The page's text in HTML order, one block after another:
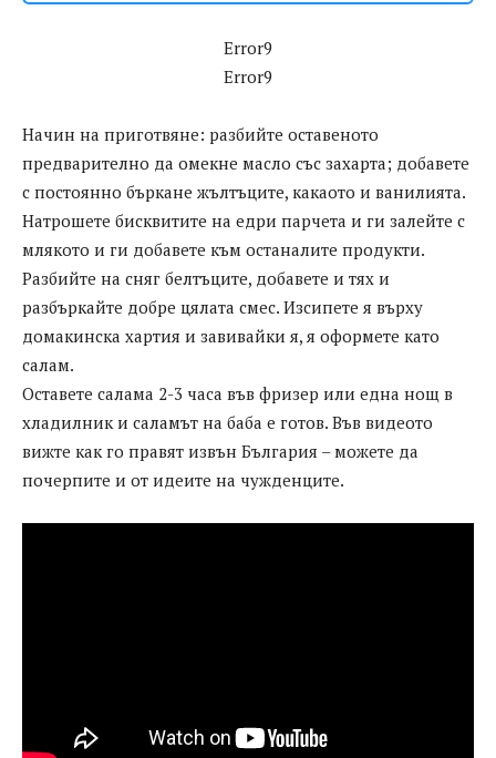
Error9
Error9
Начин на приготвяне: разбийте оставеното
предварително да омекне масло със захарта; добавете
с постоянно бъркане жълтъците, какаото и ванилията.
Натрошете бисквитите на едри парчета и ги залейте с
млякото и ги добавете към останалите продукти.
Разбийте на сняг белтъците, добавете и тях и
разбъркайте добре цялата смес. Изсипете я върху
домакинска хартия и завивайки я, я оформете като
салам.
Оставете салама 2-3 часа във фризер или една нощ в
хладилник и саламът на баба е готов. Във видеото
вижте как го правят извън България – можете да
почерпите и от идеите на чужденците.